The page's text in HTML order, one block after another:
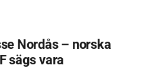
Nordås – norska
sägs vara